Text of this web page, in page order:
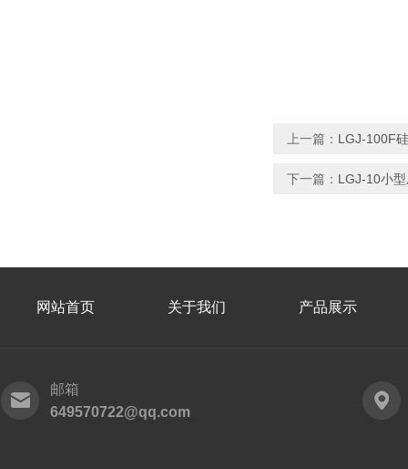
上一篇： LGJ-100F
下一篇： LGJ-10小
网站首页 关于我们 产品展示
邮箱
649570722@qq.com